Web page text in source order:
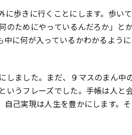
歩きに行くことにします。歩い
ためにやっているんだろか」と
に何が入っているかわかるよう
ました。まだ、９マスのまん中
うフレーズでした。手帳は人
己実現は人生を豊かにします。